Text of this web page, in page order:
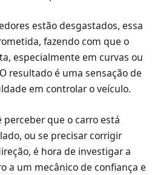
estão desgastados, essa
fazendo com que o
especialmente em curvas ou
resultado é uma sensação de
em controlar o veículo.
perceber que o carro está
ou se precisar corrigir
é hora de investigar a
a um mecânico de confiança e